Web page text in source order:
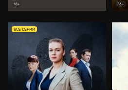
18+ 16+
ВСЕ СЕРИИ